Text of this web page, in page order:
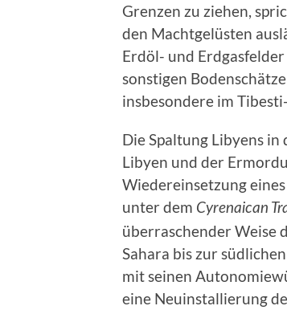
Grenzen zu ziehen,
den Machtgelüsten
Erdöl- und
sonstigen
insbesondere im
Die Spaltung Libyens
Libyen und der
Wiedereinsetzung
unter dem Cyrenaican
überraschender Weise
Sahara bis zur
mit seinen
eine Neuinstallierung